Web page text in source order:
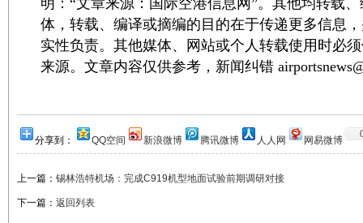
明：“文章来源：国际空港信息网”。其他均转载
体，转载、编译或摘编的目的在于传递更多信息
实性负责。其他媒体、网站或个人转载使用时必
来源。文章内容仅供参考，新闻纠错
分享到： QQ空间 新浪微博 腾讯微博 人人网 网易微博
上一篇： 锡林浩特机场：完成C919机型地面试验前期调研对接
下一篇： 返回列表